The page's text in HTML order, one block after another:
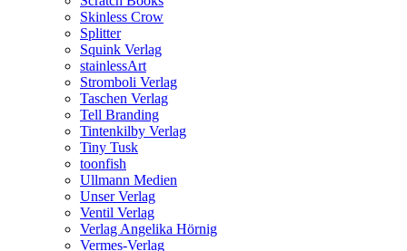
Skinless Crow
Splitter
Squink Verlag
stainlessArt
Stromboli Verlag
Taschen Verlag
Tell Branding
Tintenkilby Verlag
Tiny Tusk
toonfish
Ullmann Medien
Unser Verlag
Ventil Verlag
Verlag Angelika Hörnig
Vermes-Verlag